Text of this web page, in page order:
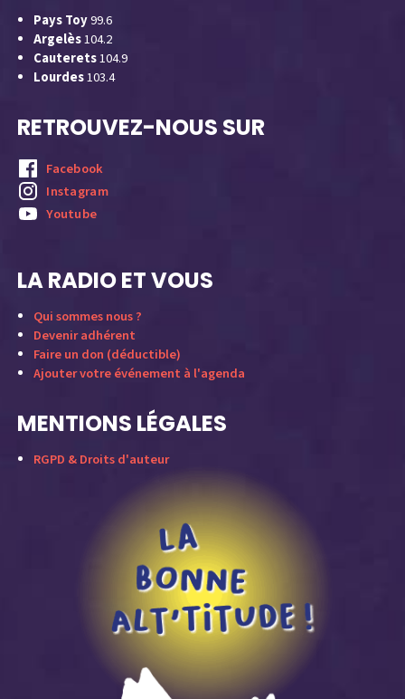
Pays Toy99.6
Argelès104.2
Cauterets104.9
Lourdes103.4
RETROUVEZ-NOUS SUR
Facebook
Instagram
Youtube
LA RADIO ET VOUS
Qui sommes nous ?
Devenir adhérent
Faire un don (déductible)
Ajouter votre événement à l'agenda
MENTIONS LÉGALES
RGPD & Droits d'auteur